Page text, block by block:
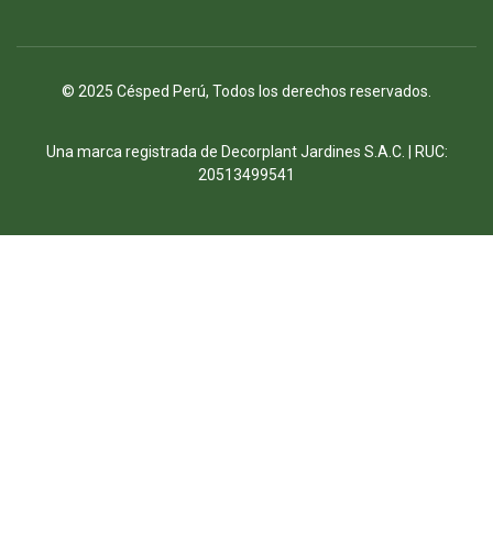
© 2025 Césped Perú, Todos los derechos reservados.
Una marca registrada de Decorplant Jardines S.A.C. | RUC:
20513499541